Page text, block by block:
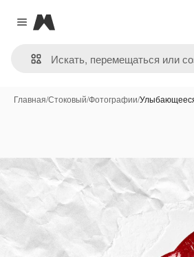
Close menu
Magnific
Главная/Стоковый/Фотографии/